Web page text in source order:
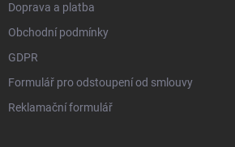
Doprava a platba
Obchodní podmínky
GDPR
Formulář pro odstoupení od smlouvy
Reklamační formulář